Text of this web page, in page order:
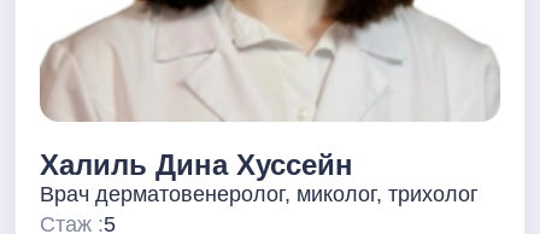
Халиль Дина Хуссейн
Врач дерматовенеролог, миколог, трихолог
Стаж :5